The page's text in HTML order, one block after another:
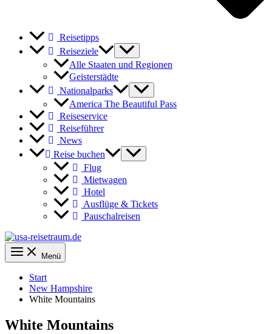
Reisetipps
Reiseziele
Alle Staaten und Regionen
Geisterstädte
Nationalparks
America The Beautiful Pass
Reiseservice
Reiseführer
News
Reise buchen
Flug
Mietwagen
Hotel
Ausflüge & Tickets
Pauschalreisen
Menü
Start
New Hampshire
White Mountains
White Mountains